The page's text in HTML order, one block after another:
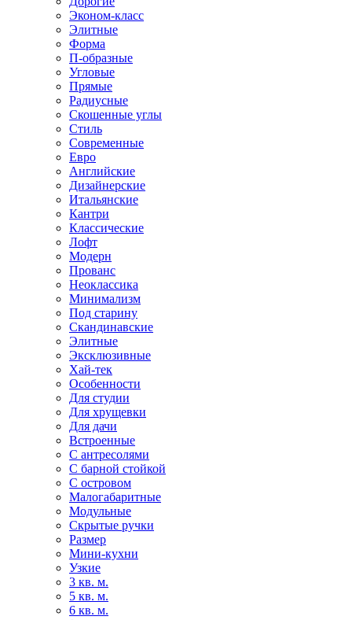
Эконом-класс
Элитные
Форма
П-образные
Угловые
Прямые
Радиусные
Скошенные углы
Стиль
Современные
Евро
Английские
Дизайнерские
Итальянские
Кантри
Классические
Лофт
Модерн
Прованс
Неоклассика
Минимализм
Под старину
Скандинавские
Элитные
Эксклюзивные
Хай-тек
Особенности
Для студии
Для хрущевки
Для дачи
Встроенные
С антресолями
С барной стойкой
С островом
Малогабаритные
Модульные
Скрытые ручки
Размер
Мини-кухни
Узкие
3 кв. м.
5 кв. м.
6 кв. м.